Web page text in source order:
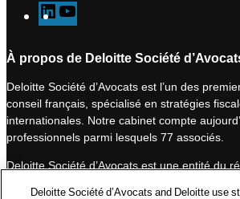
L
i
k
e
d
I
n
o
T
u
b
e
À propos de Deloitte Société
Deloitte Société d’Avocats est l’un des
conseil français, spécialisé en stratégies
internationales. Notre cabinet compte
professionnels parmi lesquels 77 associés.
Deloitte Société d’Avocats est une entité du
Deloitte Société d’Avocats and Deloitte use